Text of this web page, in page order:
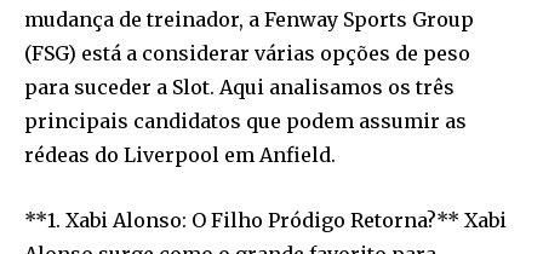
mudança de treinador, a Fenway Sports Group
(FSG) está a considerar várias opções de peso
para suceder a Slot. Aqui analisamos os três
principais candidatos que podem assumir as
rédeas do Liverpool em Anfield.
**1. Xabi Alonso: O Filho Pródigo Retorna?** Xabi